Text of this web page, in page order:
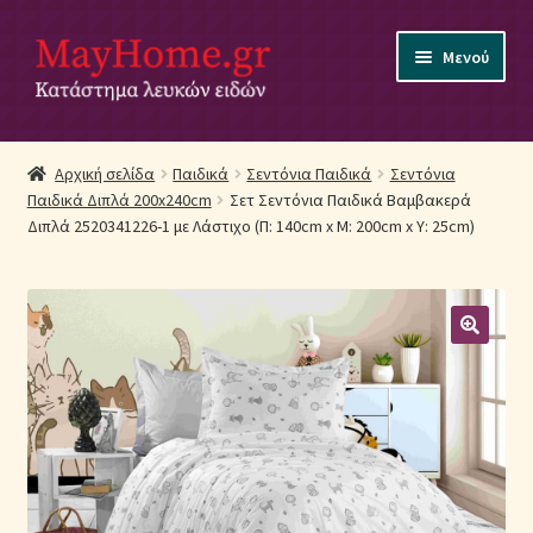
Απευθείας
μετάβαση
στην
Μετάβαση
σε
περιεχόμενο
Μενού
Αρχική
Ακύρωση Παραγγελίας
Βρεφικά Λευκά Είδη
Επικοινωνία
Επιστροφές Προϊόντων
Η εταιρία μας
Αρχική σελίδα Παιδικά Σεντόνια Παιδικά
Σεντόνια
Παιδικά Διπλά 200x240cm
Σετ Σεντόνια Παιδικά Βαμβακερά
Διπλά 2520341226-1 με Λάστιχο (Π: 140cm x Μ: 200cm x Υ: 25cm)